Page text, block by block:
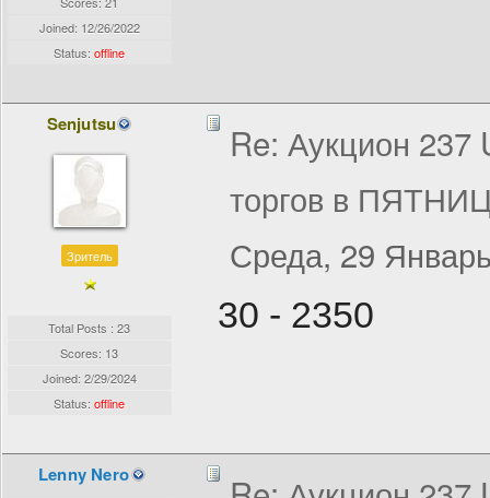
Joined: 12/26/2022
Status:offline
Senjutsu
Зритель
Total Posts : 23
Scores: 13
Joined: 2/29/2024
Status:offline
Re: Аукцион 237
торгов в
Среда, 29
30 - 2350
Lenny Nero